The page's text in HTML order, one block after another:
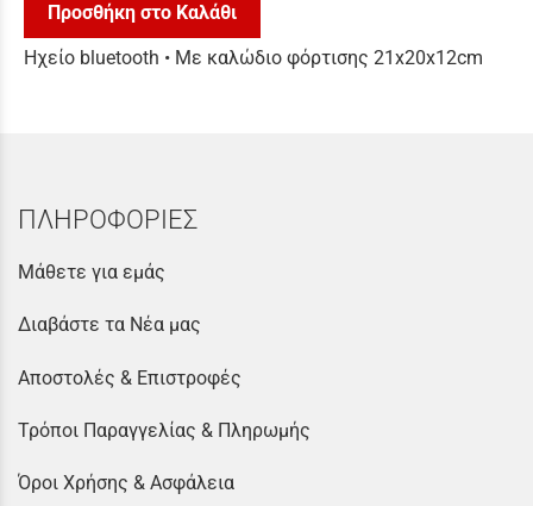
Προσθήκη στο Καλάθι
Ηχείο bluetooth • Με καλώδιο φόρτισης 21x20x12cm
ΠΛΗΡΟΦΟΡΙΕΣ
Μάθετε για εμάς
Διαβάστε τα Νέα μας
Αποστολές & Επιστροφές
Τρόποι Παραγγελίας & Πληρωμής
Όροι Χρήσης & Ασφάλεια